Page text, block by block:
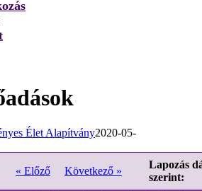
Élet Alapítvány2020-05-
« Előző Következő »
Lapozás
szerint: